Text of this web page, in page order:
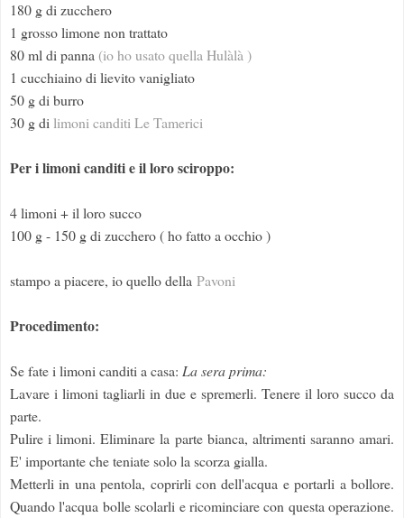
180 g di zucchero
1 grosso limone non trattato
80 ml di panna (io ho usato quella Hulàlà )
1 cucchiaino di lievito vanigliato
50 g di burro
30 g di limoni canditi Le Tamerici
Per i limoni canditi e il loro sciroppo:
4 limoni + il loro succo
100 g - 150 g di zucchero ( ho fatto a occhio )
stampo a piacere, io quello della Pavoni
Procedimento:
Se fate i limoni canditi a casa: La sera prima:
Lavare i limoni tagliarli in due e spremerli. Tenere il loro succo da
parte.
Pulire i limoni. Eliminare la parte bianca, altrimenti saranno amari.
E' importante che teniate solo la scorza gialla.
Metterli in una pentola, coprirli con dell'acqua e portarli a bollore.
Quando l'acqua bolle scolarli e ricominciare con questa operazione.